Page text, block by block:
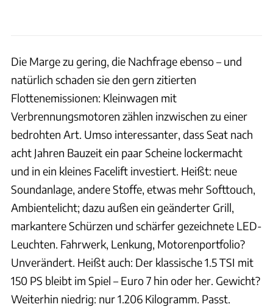
Die Marge zu gering, die Nachfrage ebenso – und
natürlich schaden sie den gern zitierten
Flottenemissionen: Kleinwagen mit
Verbrennungsmotoren zählen inzwischen zu einer
bedrohten Art. Umso interessanter, dass Seat nach
acht Jahren Bauzeit ein paar Scheine lockermacht
und in ein kleines Facelift investiert. Heißt: neue
Soundanlage, andere Stoffe, etwas mehr Softtouch,
Ambientelicht; dazu außen ein geänderter Grill,
markantere Schürzen und schärfer gezeichnete LED-
Leuchten. Fahrwerk, Lenkung, Motorenportfolio?
Unverändert. Heißt auch: Der klassische 1.5 TSI mit
150 PS bleibt im Spiel – Euro 7 hin oder her. Gewicht?
Weiterhin niedrig: nur 1.206 Kilogramm. Passt.